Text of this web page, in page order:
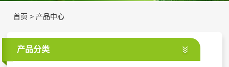
首页 > 产品中心
产品分类